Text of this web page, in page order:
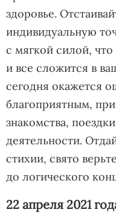
здоровье.
индивидуальную
с мягкой силой, что
и все сложится в
сегодня окажется
благоприятным,
знакомства,
деятельности.
стихии, свято
до логического
22 апреля 2021